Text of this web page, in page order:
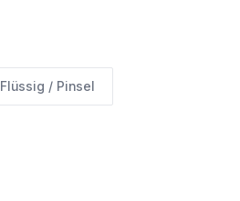
Flüssig / Pinsel